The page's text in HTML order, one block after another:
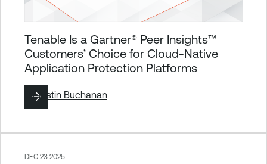
Tenable Is a Gartner® Peer Insights™
Customers’ Choice for Cloud-Native
Application Protection Platforms
ByJustin Buchanan
DEC 23 2025